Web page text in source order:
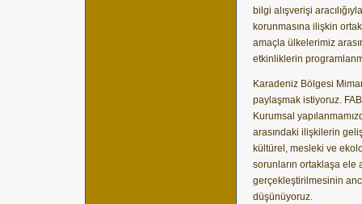
bilgi alışverişi
korunmasına ilişkin
amaçla ülkelerimiz
etkinliklerin
Karadeniz Bölgesi
paylaşmak istiyoruz.
Kurumsal
arasındaki ilişkilerin
kültürel, mesleki ve
sorunların ortaklaşa ele
gerçekleştirilmesinin
düşünüyoruz.